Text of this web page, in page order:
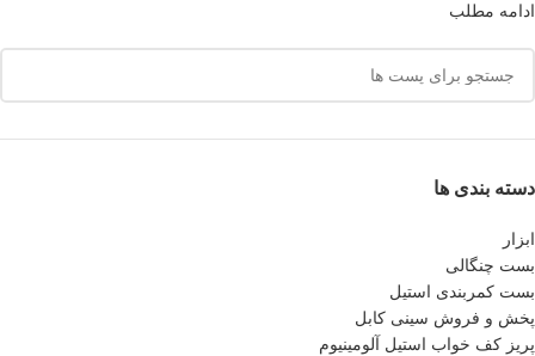
ادامه مطلب
دسته بندی ها
ابزار
بست چنگالی
بست کمربندی استیل
پخش و فروش سینی کابل
پريز كف خواب استيل آلومينيوم